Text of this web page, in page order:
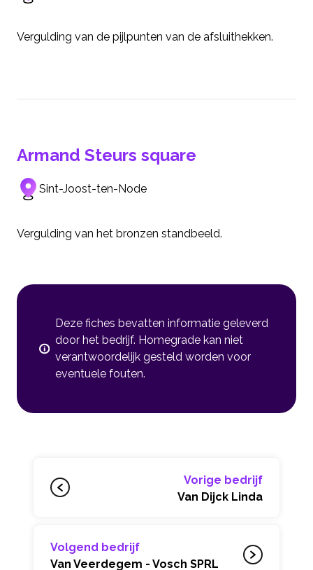
Vergulding van de pijlpunten van de afsluithekken.
Armand Steurs square
Sint-Joost-ten-Node
Vergulding van het bronzen standbeeld.
Deze fiches bevatten informatie geleverd
door het bedrijf. Homegrade kan niet
verantwoordelijk gesteld worden voor
eventuele fouten.
Vorige bedrijf
Van Dijck Linda
Volgend bedrijf
Van Veerdegem - Vosch SPRL